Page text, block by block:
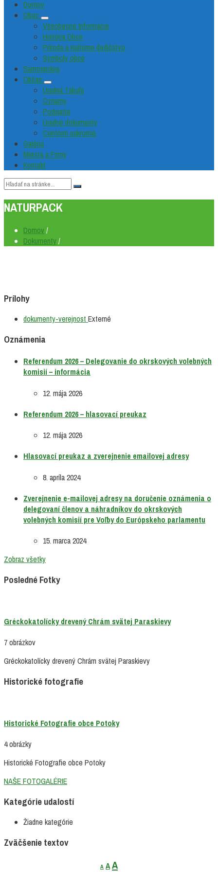
Domov
Obec
Všeobecné Informácie
História Obce
Príroda a Kultúrne dedičstvo
Symboly obce
Samospráva
Občan
Úradná Tabuľa
Oznamy
Podujatia
Úradné dokumenty
Centrum súkromia
Galéria
Miesta a Firmy
Kontakt
Vyhľadávanie:
NATURPACK
Domov /
Dokumenty /
Prílohy
dokumenty-verejnost Prípona
Externé
Oznámenia
Referendum 2026 – Delegovanie do okrskových volebných
komisií – informácia
12. mája 2026
Referendum 2026 – hlasovací preukaz
12. mája 2026
Hlasovací preukaz a zverejnenie emailovej adresy
8. apríla 2024
Zverejnenie e-mailovej adresy na doručenie oznámenia o
delegovaní členov a náhradníkov do okrskových
volebných komisií pre Voľby do Európskeho parlamentu
15. marca 2024
Zobraz všetky
Posledné Fotky
Gréckokatolícky drevený Chrám svätej Paraskievy
7 obrázkov
Gréckokatolícky drevený Chrám svätej Paraskievy
Historické fotografie
Historické Fotografie obce Potoky
4 obrázky
Historické Fotografie obce Potoky
NAŠE FOTOGALÉRIE
Kategórie udalostí
Žiadne kategórie
Zväčšenie textov
A
Decrease
font
A Reset
AIncrease